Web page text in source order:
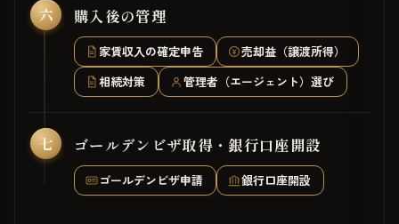
六 購入後の管理
家賃収入の確定申告
売却益（譲渡所得）
相続対策
管理者（エージェント）選び
七 ゴールデンビザ取得・銀行口座開設
ゴールデンビザ申請 銀行口座開設